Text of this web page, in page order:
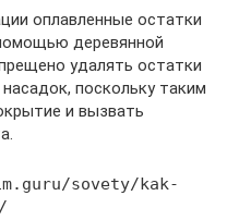
оплавленные остатки
деревянной
удалять остатки
поскольку таким
и вызвать
sovety/kak-